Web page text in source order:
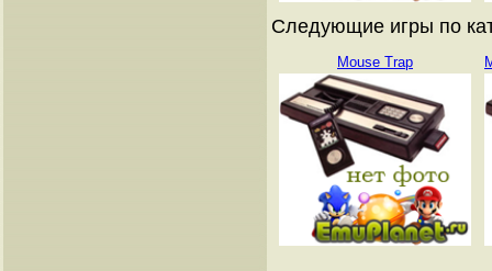
Следующие игры по
Mouse Trap